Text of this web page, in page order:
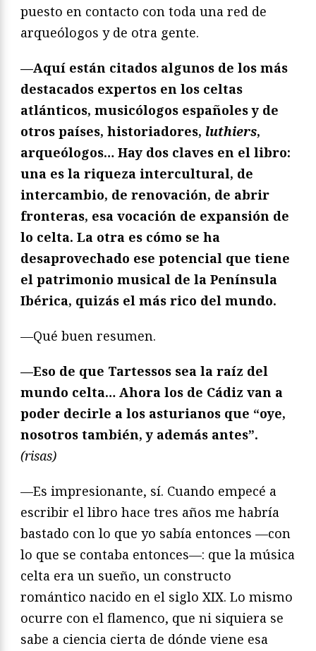
puesto en contacto con toda una red de
arqueólogos y de otra gente.
—Aquí están citados algunos de los más
destacados expertos en los celtas
atlánticos, musicólogos españoles y de
otros países, historiadores, luthiers,
arqueólogos… Hay dos claves en el libro:
una es la riqueza intercultural, de
intercambio, de renovación, de abrir
fronteras, esa vocación de expansión de
lo celta. La otra es cómo se ha
desaprovechado ese potencial que tiene
el patrimonio musical de la Península
Ibérica, quizás el más rico del mundo.
—Qué buen resumen.
—Eso de que Tartessos sea la raíz del
mundo celta… Ahora los de Cádiz van a
poder decirle a los asturianos que “oye,
nosotros también, y además antes”.
(risas)
—Es impresionante, sí. Cuando empecé a
escribir el libro hace tres años me habría
bastado con lo que yo sabía entonces —con
lo que se contaba entonces—: que la música
celta era un sueño, un constructo
romántico nacido en el siglo XIX. Lo mismo
ocurre con el flamenco, que ni siquiera se
sabe a ciencia cierta de dónde viene esa